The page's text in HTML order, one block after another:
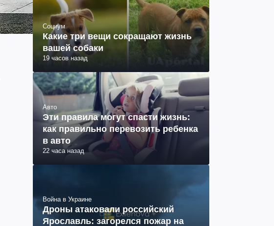
Социум
Какие три вещи сокращают жизнь
вашей собаки
19 часов назад
Авто
Эти правила могут спасти жизнь:
как правильно перевозить ребенка
в авто
22 часа назад
Война в Украине
Дроны атаковали российский
Ярославль: загорелся пожар на